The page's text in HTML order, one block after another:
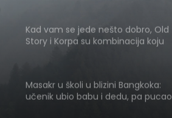
Kad vam se jede nešto dobro, Old
Story i Korpa su kombinacija koju
Masakr u školi u blizini Bangkoka:
učenik ubio babu i dedu, pa pucao